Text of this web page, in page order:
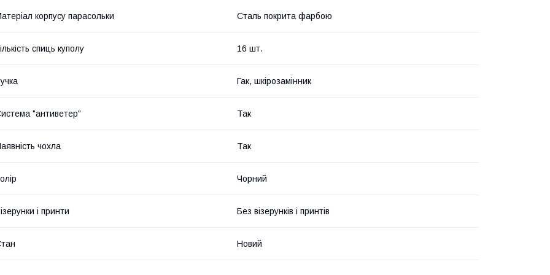
корпусу парасольки Сталь покрита фарбою
спиць куполу 16 шт.
Гак, шкірозамінник
"антиветер" Так
чохла Так
Чорний
і принти Без візерунків і принтів
Новий